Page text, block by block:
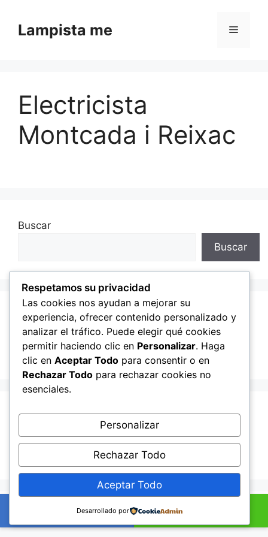
Lampista me Menú
Electricista
Montcada i Reixac
Buscar
Buscar
Recent Posts
Hello world!
Recent Comments
A WordPress Commenter enHello world!
© 2026 Lampista me• Creado conGeneratePress
+34601895352 Ahora por WhatsApp
Respetamos su privacidad
Las cookies nos ayudan a mejorar su
experiencia, ofrecer contenido personalizado y
analizar el tráfico. Puede elegir qué cookies
permitir haciendo clic en Personalizar. Haga
clic en Aceptar Todo para consentir o en
Rechazar Todo para rechazar cookies no
esenciales.
Personalizar
Rechazar Todo
Aceptar Todo
Desarrollado por